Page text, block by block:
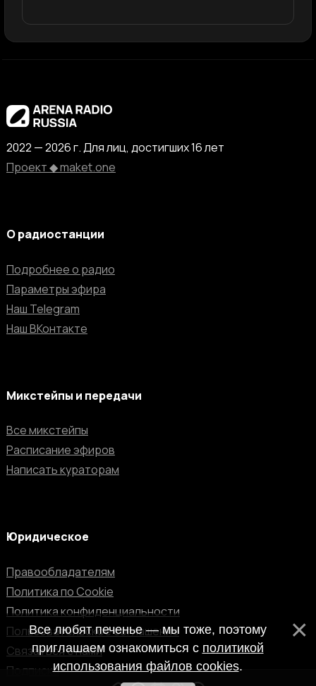
2022 — 2026 г. Для лиц, достигших 16 лет
Проект ◆ maket.one
О радиостанции
Подробнее о радио
Параметры эфира
Наш Telegram
Наш ВКонтакте
Микстейпы и передачи
Все микстейпы
Расписание эфиров
Написать кураторам
Юридическое
Правообладателям
Политика по Cookie
Политика конфиденциальности
Пользовательское соглашение
Связаться с нами
Подписка
Все любят печенье — мы тоже, поэтому
приглашаем ознакомиться с политикой
использования файлов cookies.